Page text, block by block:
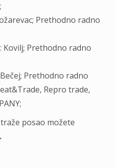
Prethodno radno
Kovilj; Prethodno radno
Prethodno radno
Repro trade,
posao možete
.